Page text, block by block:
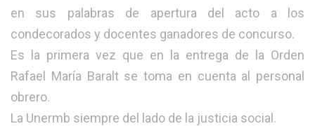
en sus palabras de apertura del acto a los
condecorados y docentes ganadores de concurso.
Es la primera vez que en la entrega de la Orden
Rafael María Baralt se toma en cuenta al personal
obrero.
La Unermb siempre del lado de la justicia social.